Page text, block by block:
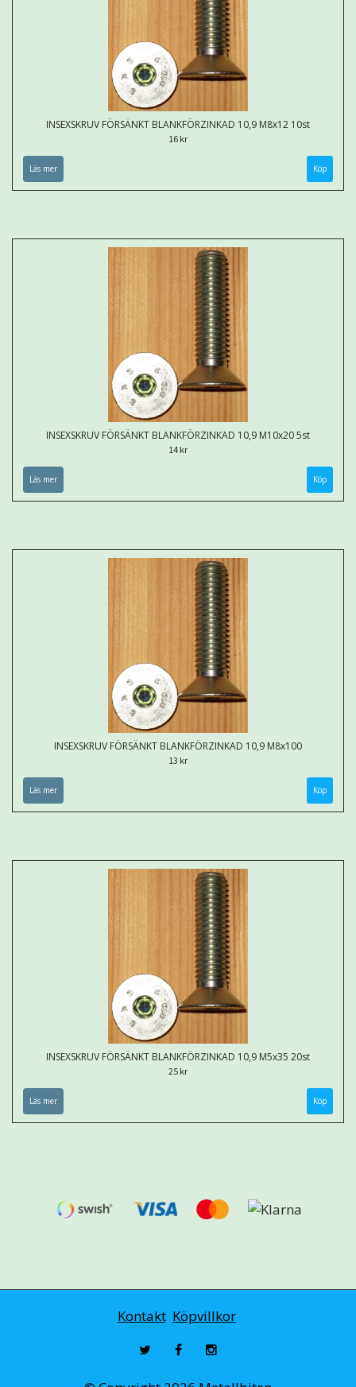
INSEXSKRUV FÖRSÄNKT BLANKFÖRZINKAD 10,9 M8x12 10st
16 kr
Läs mer
INSEXSKRUV FÖRSÄNKT BLANKFÖRZINKAD 10,9 M10x20 5st
14 kr
Läs mer
INSEXSKRUV FÖRSÄNKT BLANKFÖRZINKAD 10,9 M8x100
13 kr
Läs mer
INSEXSKRUV FÖRSÄNKT BLANKFÖRZINKAD 10,9 M5x35 20st
25 kr
Läs mer
Kontakt Köpvillkor